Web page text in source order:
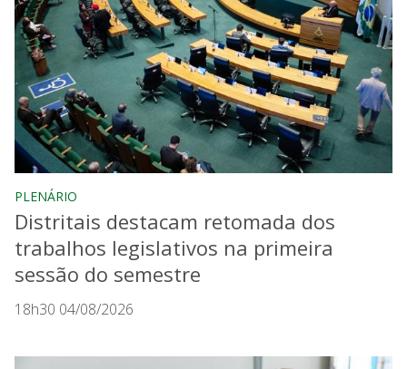
PLENÁRIO
Distritais destacam retomada dos
trabalhos legislativos na primeira
sessão do semestre
18h30 04/08/2026